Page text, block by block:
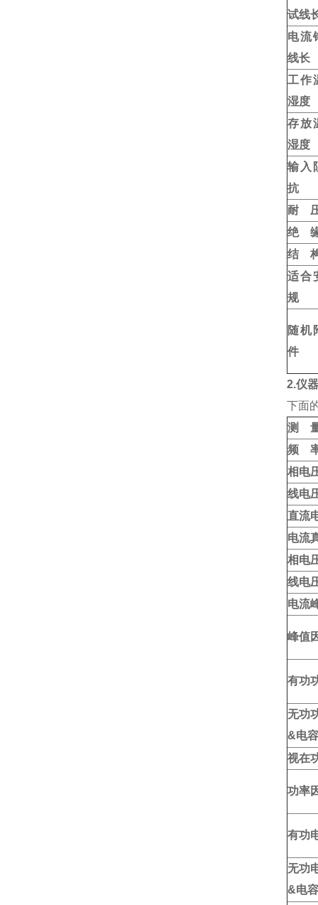
试线
电流
线长
工作
湿度
存放
湿度
输入
抗
耐
绝
结
适合
规
随机
件
2.仪
下面
测
频
相电
线电
直流
电流
相电
线电
电流
峰值
有功
无功
&电
视在
功率
有功
无功
&电